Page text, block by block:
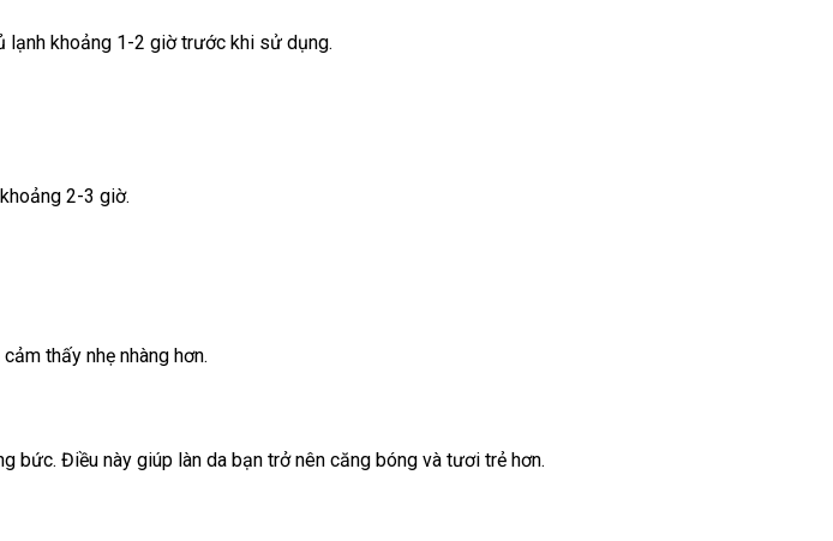
lạnh khoảng 1-2 giờ trước khi sử dụng.
2-3 giờ.
thấy nhẹ nhàng hơn.
bức. Điều này giúp làn da bạn trở nên căng bóng và tươi trẻ hơn.